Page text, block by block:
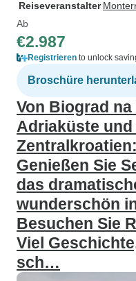
Reiseveranstalter
Ab
€2.987
Registrieren to unlock
Broschüre
Von Biograd
Adriaküste und
Genießen Sie
das
wunderschön
Besuchen Sie
Viel
sch…